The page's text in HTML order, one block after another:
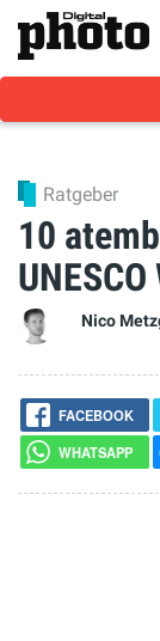
Ratgeber
10
Nico
FACEBOOK
WHATSAPP